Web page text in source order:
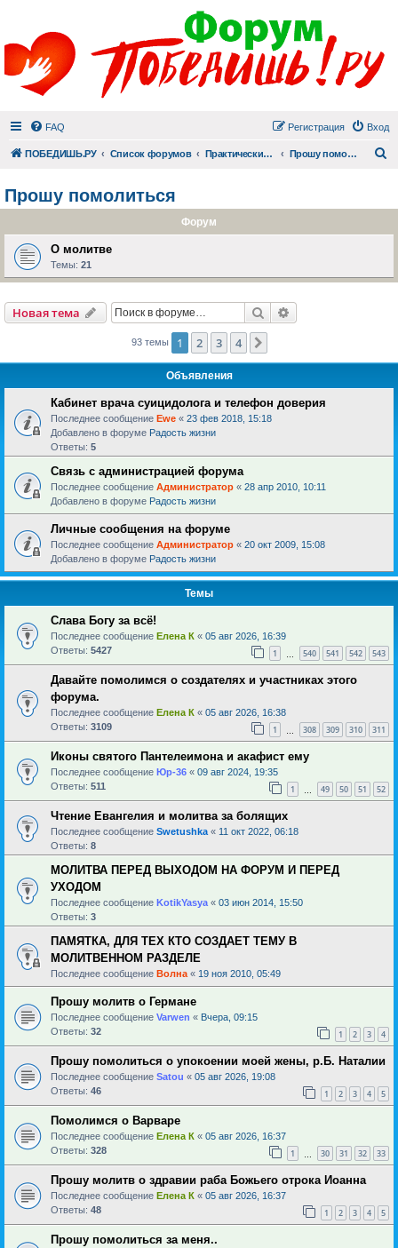
FAQ Вход
Регистрация
ПОБЕДИШЬ.РУ Список форумов Практический раздел Прошу помолиться
Прошу помолиться
Форум
О молитве
Темы: 21
Новая тема Поиск
93 темы 1 2 3 4
Объявления
Кабинет врача суицидолога и телефон доверия
Последнее сообщение Ewe « 23 фев 2018, 15:18
Добавлено в форуме Радость жизни
Ответы: 5
Связь с администрацией форума
Последнее сообщение Администратор « 28 апр 2010, 10:11
Добавлено в форуме Радость жизни
Личные сообщения на форуме
Последнее сообщение Администратор « 20 окт 2009, 15:08
Добавлено в форуме Радость жизни
Темы
Слава Богу за всё!
Последнее сообщение Елена К « 05 авг 2026, 16:39
Ответы: 5427 1 540 541 542 543
Давайте помолимся о создателях и участниках этого
форума.
Последнее сообщение Елена К « 05 авг 2026, 16:38
Ответы: 3109 1 308 309 310 311
Иконы святого Пантелеимона и акафист ему
Последнее сообщение Юр-36 « 09 авг 2024, 19:35
Ответы: 511 1 49 50 51 52
Чтение Евангелия и молитва за болящих
Последнее сообщение Swetushka « 11 окт 2022, 06:18
Ответы: 8
МОЛИТВА ПЕРЕД ВЫХОДОМ НА ФОРУМ И ПЕРЕД
УХОДОМ
Последнее сообщение KotikYasya « 03 июн 2014, 15:50
Ответы: 3
ПАМЯТКА, ДЛЯ ТЕХ КТО СОЗДАЕТ ТЕМУ В
МОЛИТВЕННОМ РАЗДЕЛЕ
Последнее сообщение Волна « 19 ноя 2010, 05:49
Прошу молитв о Германе
Последнее сообщение Varwen « Вчера, 09:15
Ответы: 32 1 2 3 4
Прошу помолиться о упокоении моей жены, р.Б. Наталии
Последнее сообщение Satou « 05 авг 2026, 19:08
Ответы: 46 1 2 3 4 5
Помолимся о Варваре
Последнее сообщение Елена К « 05 авг 2026, 16:37
Ответы: 328 1 30 31 32 33
Прошу молитв о здравии раба Божьего отрока Иоанна
Последнее сообщение Елена К « 05 авг 2026, 16:37
Ответы: 48 1 2 3 4 5
Прошу помолиться за меня..